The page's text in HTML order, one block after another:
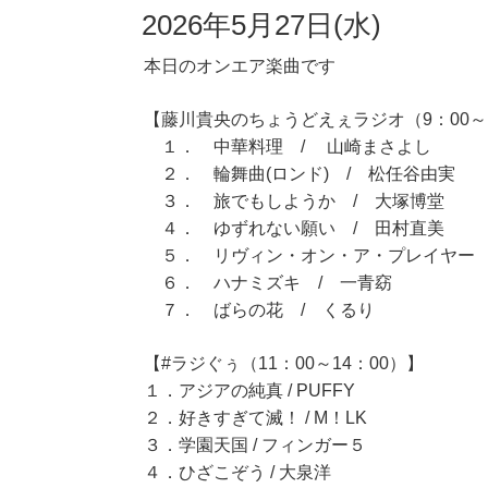
2026年5月27日(水)
本日のオンエア楽曲です
【藤川貴央のちょうどえぇラジオ（9：00
１． 中華料理 / 山崎まさよし
２． 輪舞曲(ロンド) / 松任谷由実
３． 旅でもしようか / 大塚博堂
４． ゆずれない願い / 田村直美
５． リヴィン・オン・ア・プレイヤ
６． ハナミズキ / 一青窈
７． ばらの花 / くるり
【#ラジぐぅ（11：00～14：00）】
１．アジアの純真 / PUFFY
２．好きすぎて滅！ / M！LK
３．学園天国 / フィンガー５
４．ひざこぞう / 大泉洋